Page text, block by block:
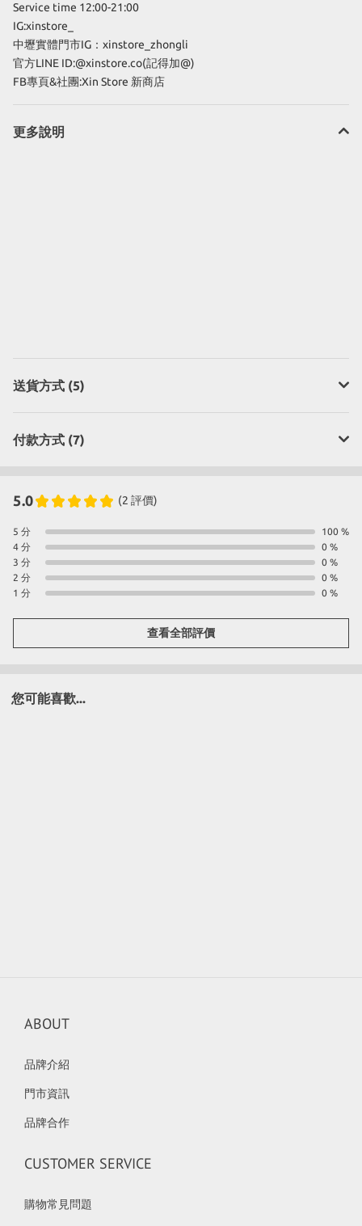
Service time 12:00-21:00
IG:xinstore_
中壢實體門市IG：xinstore_zhongli
官方LINE ID:@xinstore.co(記得加@)
FB專頁&社團:Xin Store 新商店
更多說明
送貨方式 (5)
付款方式 (7)
5.0 (2 評價)
5 分
100 %
4 分
0 %
3 分
0 %
2 分
0 %
1 分
0 %
查看全部評價
您可能喜歡...
ABOUT
品牌介紹
門市資訊
品牌合作
CUSTOMER SERVICE
購物常見問題